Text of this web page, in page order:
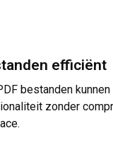
efficiënt
bestanden
zonder